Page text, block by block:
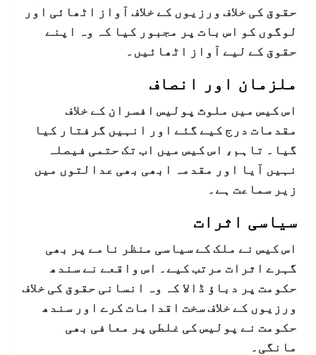
حقوق کی خلاف ورزیوں کے خلاف آواز اٹھائی اور
لوگوں کو اس بات پر مجبور کیا کہ وہ اپنے
حقوق کے لیے آواز اٹھائیں۔
ملزمان اور انصاف
اس کیس میں ملوث پولیس افسران کے خلاف
مقدمات درج کیے گئے اور انہیں گرفتار کیا
گیا۔ تاہم، اس کیس میں اب تک حتمی فیصلہ
نہیں آیا اور مقدمہ ابھی بھی عدالتوں میں
زیر سماعت ہے۔
سیاسی اثرات
اس کیس نے ملک کے سیاسی منظر نامے پر بھی
گہرے اثرات مرتب کیے۔ اس واقعے نے سندھ
حکومت پر دباؤ ڈالا کہ وہ انسانی حقوق کی خلاف
ورزیوں کے خلاف سخت اقدامات کرے اور سندھ
حکومت نے پولیس کی غلطی پر معافی بھی
مانگی۔